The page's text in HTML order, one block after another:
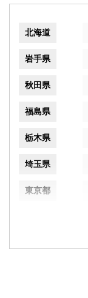
北海道
岩手県
秋田県
福島県
栃木県
埼玉県
東京都